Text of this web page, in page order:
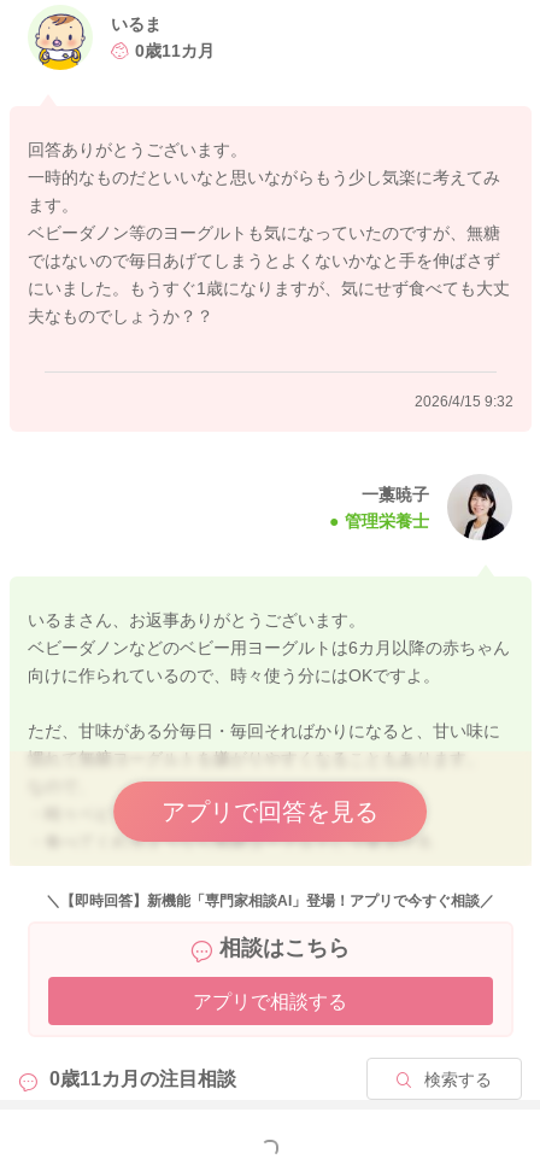
いに気づいてしまった可能性もあります。
一時的なことが多く、しばらくするとまた食べてくれるように
すすめです。
例えば、
・種類を変える（無糖→ベビー用、別メーカーなど）
・バナナやプルーン以外に、きなこ、りんご、いちご、さつま
いもなどを混ぜてみる
・ヨーグルトではなく、少量のジャムやフルーツペーストに薬
を混ぜる
など、少し変化をつけると食べてくれることがあります。
ず、薬剤師さんに「他に混ぜやすいものはありますか？」と相
う」くらいの気持ちですすめてみてくださいね。
またお困りの際にはご相談ください。
2026/4/15 9:19
いるま
0歳11カ月
回答ありがとうございます。
一時的なものだといいなと思いながらもう少し気楽に考えてみ
ます。
ベビーダノン等のヨーグルトも気になっていたのですが、無糖
ではないので毎日あげてしまうとよくないかなと手を伸ばさず
にいました。もうすぐ1歳になりますが、気にせず食べても大丈
夫なものでしょうか？？
2026/4/15 9:32
一藁暁子
管理栄養士
いるまさん、お返事ありがとうございます。
ベビーダノンなどのベビー用ヨーグルトは6カ月以降の赤ちゃん
向けに作られているので、時々使う分にはOKですよ。
ただ、甘味がある分毎日・毎回そればかりになると、甘い味に
慣れて無糖ヨーグルトを嫌がりやすくなることもあります。
・時々ベビーダノンを試してみる
・食べてくれるようなら無糖ヨーグルトに少量混ぜる
・少しずつ無糖の割合を増やしていく
お薬を飲ませるために、今は食べてくれることを優先したい時
期であれば、ベビーダノンなどを活用するのも一つの方法で
今は食べられる形を見つける時期と思って、臨機応変に進めて
みてくださいね。
アプリで回答を見る
＼【即時回答】新機能「専門家相談AI」登場！アプリで今すぐ相談／
相談はこちら
アプリで相談する
0歳11カ月の注目相談 検索する
もっと見る